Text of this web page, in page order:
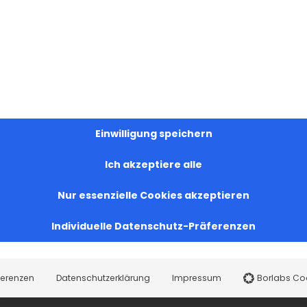
Einwilligung speichern
Ich akzeptiere alle
Nur essenzielle Cookies akzeptieren
Individuelle Datenschutz-Präferenzen
Datenschutzerklärung Impressum Borlabs